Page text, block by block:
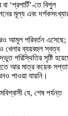
‘প্রপার্টি’-তে বিপুল
মূল্য এবং
আমূল পরিবর্তন এসেছে;
খেলার ব্যয়বহুল স্বত্ব
পরিস্থিতির সৃষ্টি
আর মাত্র কয়েক
পাওয়া যায়নি।
যে, শেষ পর্যন্ত